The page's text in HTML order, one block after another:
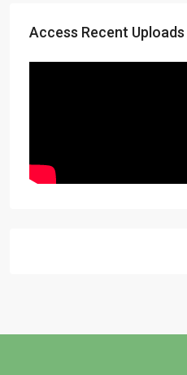
Access Recent Uploads